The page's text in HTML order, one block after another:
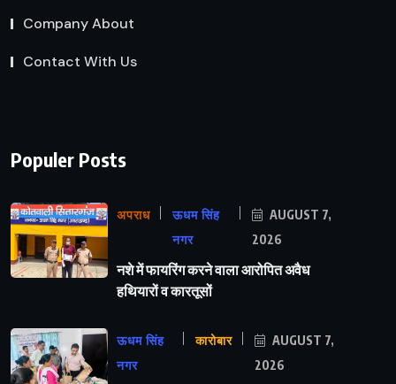
Company About
Contact With Us
Populer Posts
अपराध
ऊधम सिंह
नगर
AUGUST 7,
2026
नशे में फायरिंग करने वाला आरोपित अवैध
हथियारों व कारतूसों
ऊधम सिंह
नगर
कारोबार
AUGUST 7,
2026